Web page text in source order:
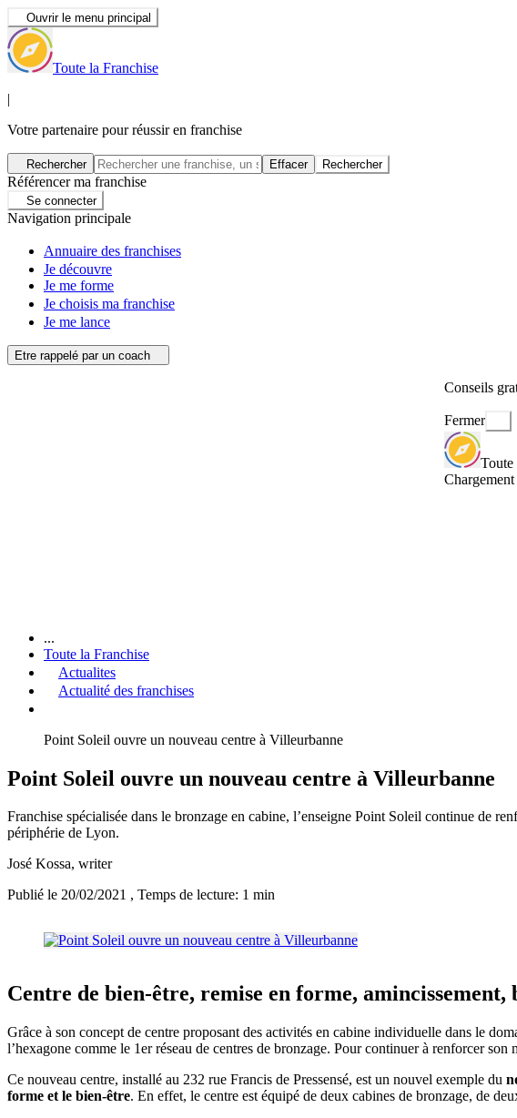
Ouvrir le menu principal
Toute la Franchise
|
Votre partenaire pour réussir en franchise
Rechercher Effacer Rechercher
Référencer ma franchise
Se connecter
Navigation principale
Annuaire des franchises
Je découvre
Je me forme
Je choisis ma franchise
Je me lance
Etre rappelé par un coach
Conseils
Fermer
Toute
...
Toute la Franchise
Actualites
Actualité des franchises
Point Soleil ouvre un nouveau centre à Villeurbanne
Point Soleil ouvre un nouveau centre à Villeurbanne
Franchise spécialisée dans le bronzage en cabine, l’enseigne Point Soleil continue de
périphérie de Lyon.
José Kossa, writer
Publié le 20/02/2021 , Temps de lecture: 1 min
Centre de bien-être, remise en forme, amincissement,
Grâce à son concept de centre proposant des activités en cabine individuelle dans le
l’hexagone comme le 1er réseau de centres de bronzage. Pour continuer à renforcer
Ce nouveau centre, installé au 232 rue Francis de Pressensé, est un nouvel exemple du
forme et le bien-être. En effet, le centre est équipé de deux cabines de bronzage, de